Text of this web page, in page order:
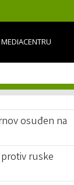
osuđen na
ruske